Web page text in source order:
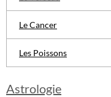
Le Cancer
Les Poissons
Astrologie